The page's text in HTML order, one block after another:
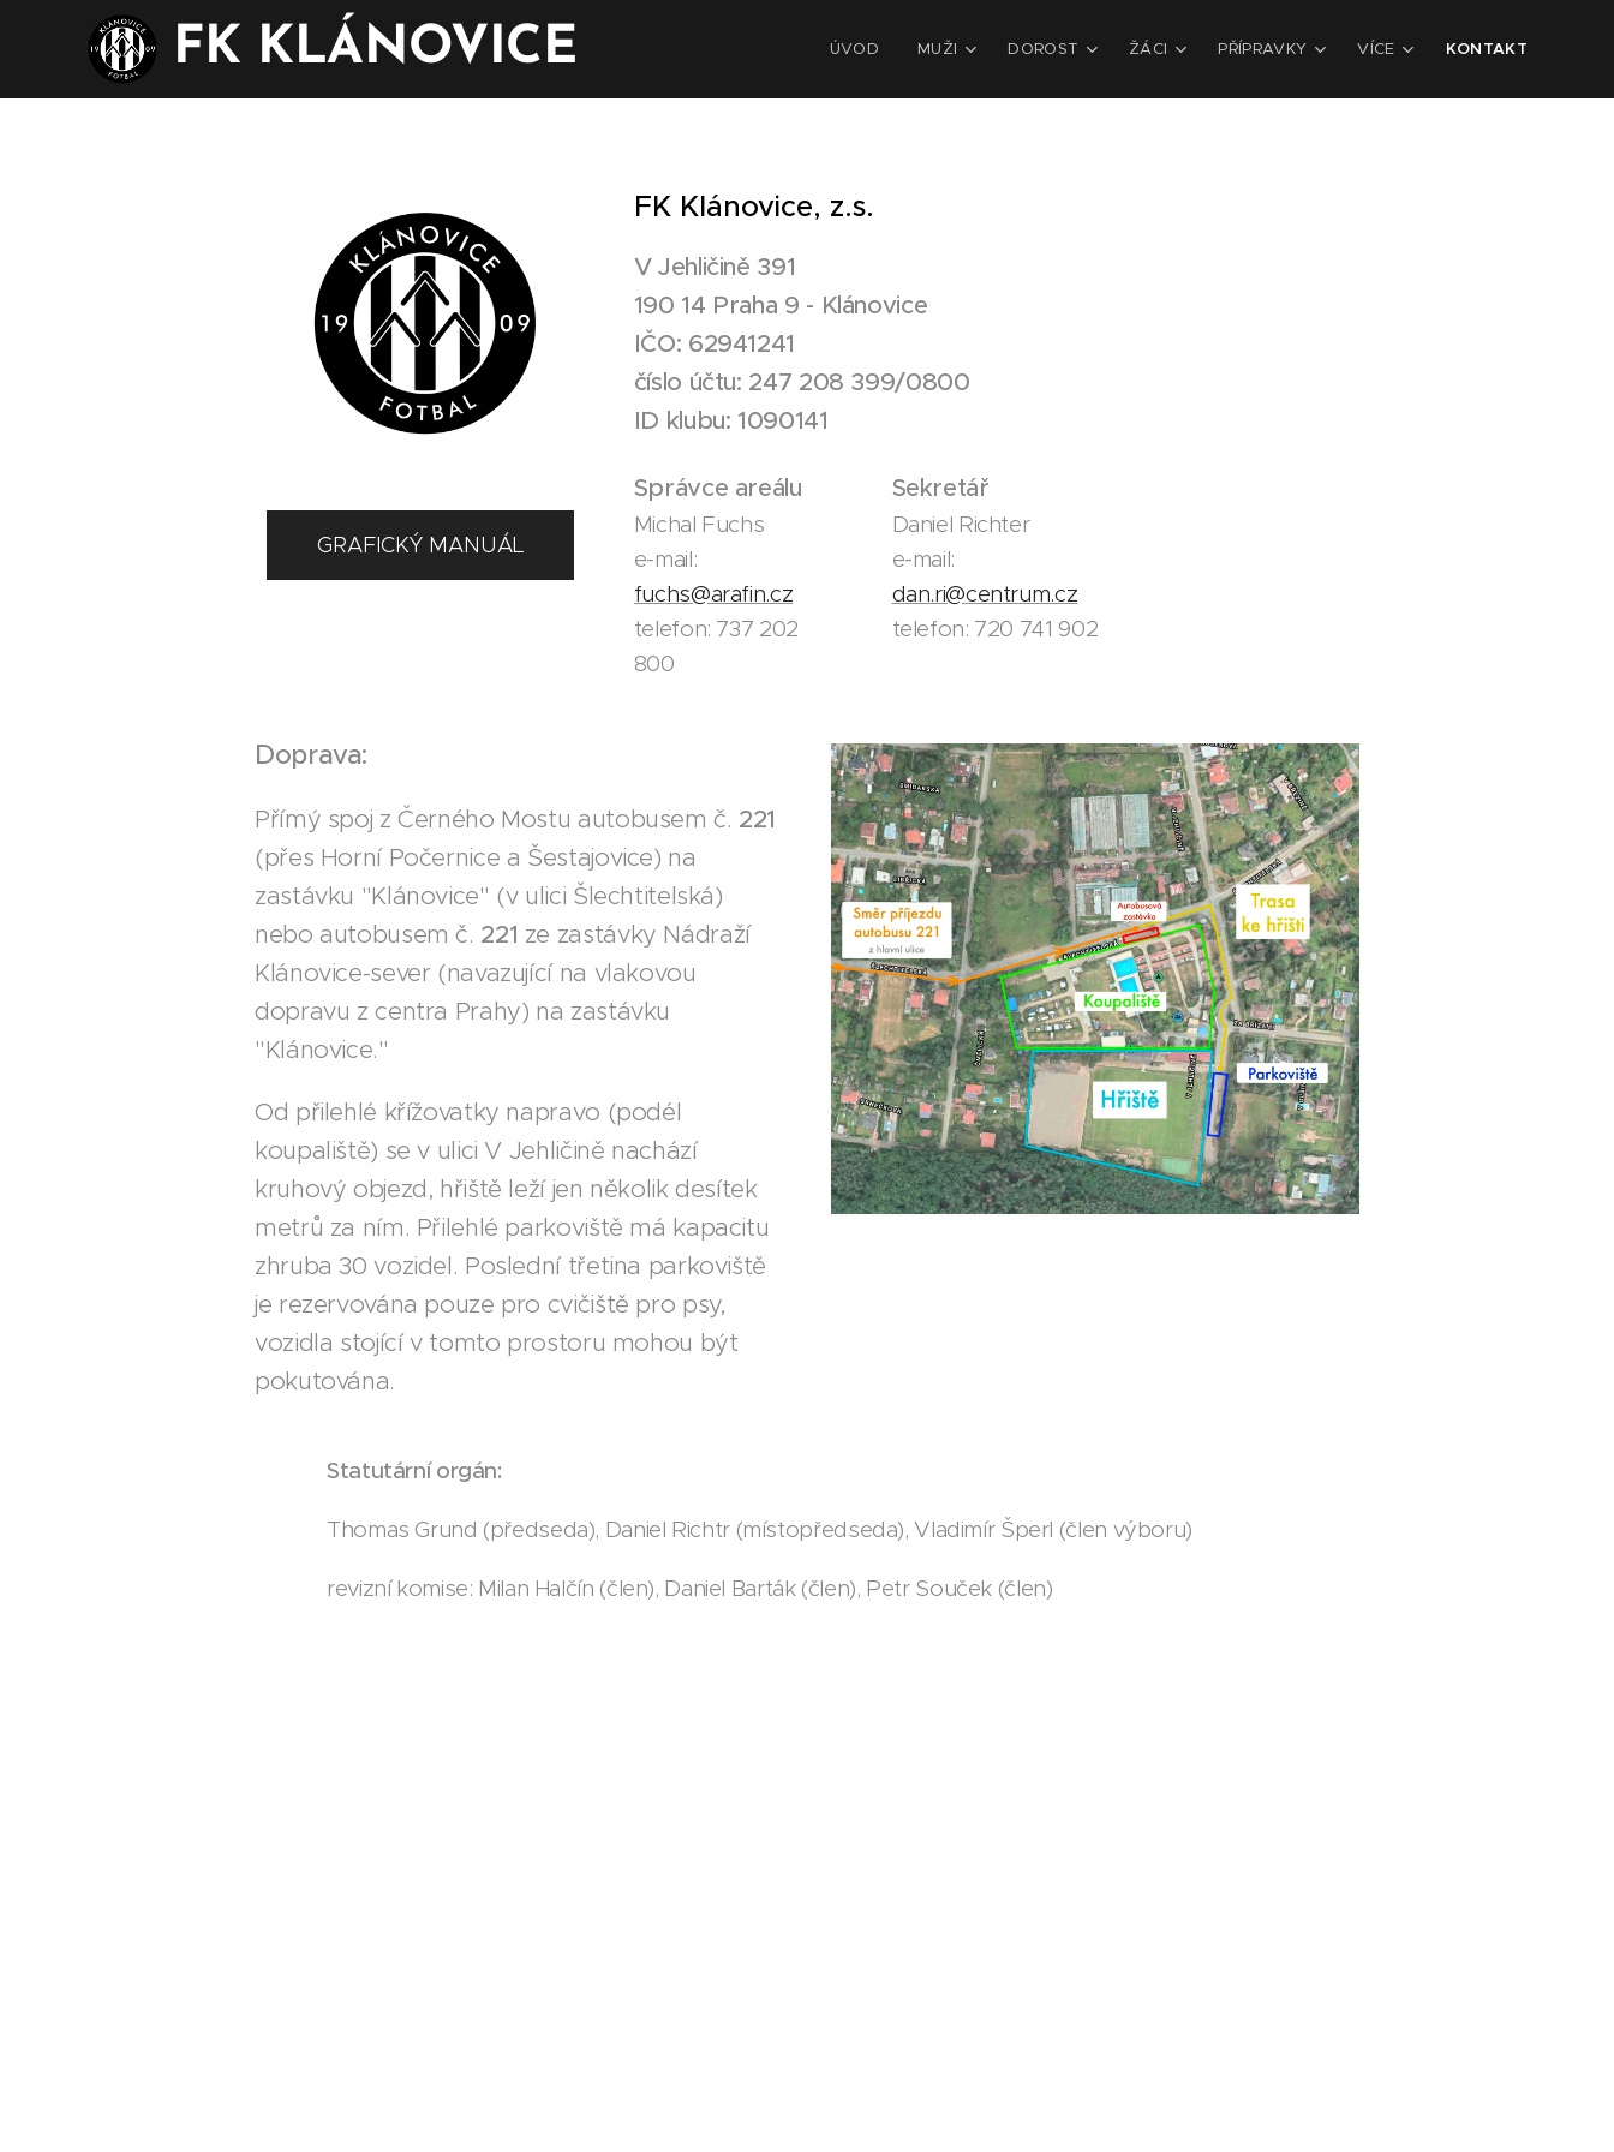
FK KLÁNOVICE ÚVOD MUŽI DOROST ŽÁCI PŘÍPRAVKY VÍCE KONTAKT
GRAFICKÝ MANUÁL
FK Klánovice, z.s.
V Jehličině 391
190 14 Praha 9 - Klánovice
IČO: 62941241
číslo účtu: 247 208 399/0800
ID klubu: 1090141
Správce areálu
Michal Fuchs
e-mail:
fuchs@arafin.cz
telefon: 737 202
800
Sekretář
Daniel Richter
e-mail:
dan.ri@centrum.cz
telefon: 720 741 902
Doprava:
Přímý spoj z Černého Mostu autobusem č. 221
(přes Horní Počernice a Šestajovice) na
zastávku "Klánovice" (v ulici Šlechtitelská)
nebo autobusem č. 221 ze zastávky Nádraží
Klánovice-sever (navazující na vlakovou
dopravu z centra Prahy) na zastávku
"Klánovice."
Od přilehlé křížovatky napravo (podél
koupaliště) se v ulici V Jehličině nachází
kruhový objezd, hřiště leží jen několik desítek
metrů za ním. Přilehlé parkoviště má kapacitu
zhruba 30 vozidel. Poslední třetina parkoviště
je rezervována pouze pro cvičiště pro psy,
vozidla stojící v tomto prostoru mohou být
pokutována.
Statutární orgán:
Thomas Grund (předseda), Daniel Richtr (místopředseda), Vladimír Šperl (člen výboru)
revizní komise: Milan Halčín (člen), Daniel Barták (člen), Petr Souček (člen)